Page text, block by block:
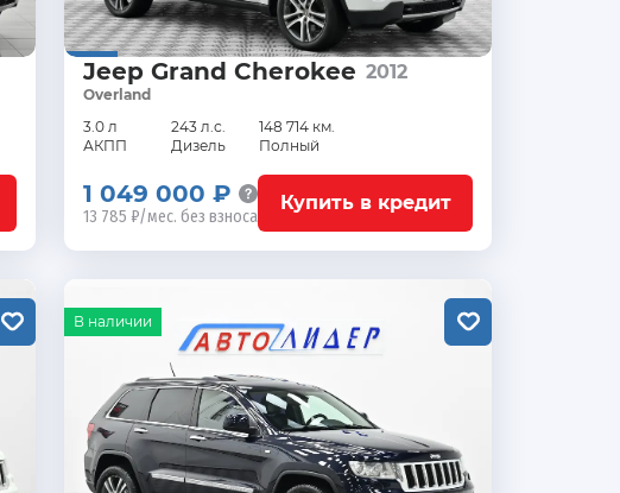
Jeep Grand Cherokee 2012
Overland
3.0 л
243 л.с.
148 714 км.
АКПП
Дизель Полный
Купить в кредит
1 049 000 ₽
13 785 ₽/мес. без взноса
В наличии